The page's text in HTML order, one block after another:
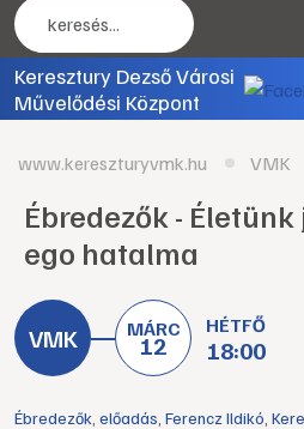
Keresztury Dezső Városi
Művelődési Központ
www.kereszturyvmk.hu VMK
Ébredezők - Életünk
ego hatalma
MÁRC
12
HÉTFŐ
18:00
Ébredezők előadás Ferencz Ildikó